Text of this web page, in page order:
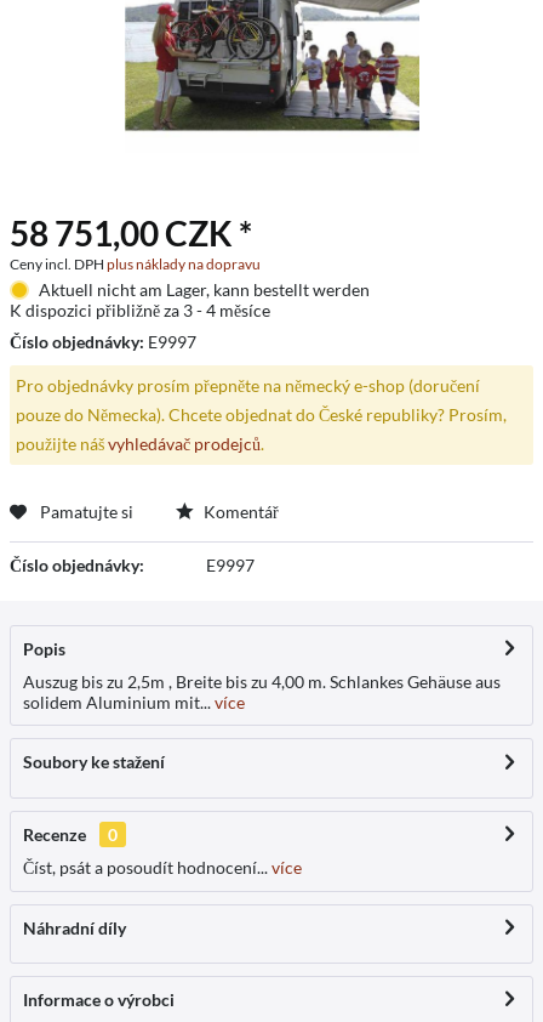
58 751,00 CZK *
Ceny incl. DPH plus náklady na dopravu
Aktuell nicht am Lager, kann bestellt werden
K dispozici přibližně za 3 - 4 měsíce
Číslo objednávky: E9997
Pro objednávky prosím přepněte na německý e-shop (doručení
pouze do Německa). Chcete objednat do České republiky? Prosím,
použijte nášvyhledávač prodejců.
Pamatujte si Komentář
Číslo objednávky: E9997
Popis
Auszug bis zu 2,5m , Breite bis zu 4,00 m. Schlankes Gehäuse aus
solidem Aluminium mit...více
Soubory ke stažení
Recenze
0
Číst, psát a posoudít hodnocení...více
Náhradní díly
Informace o výrobci